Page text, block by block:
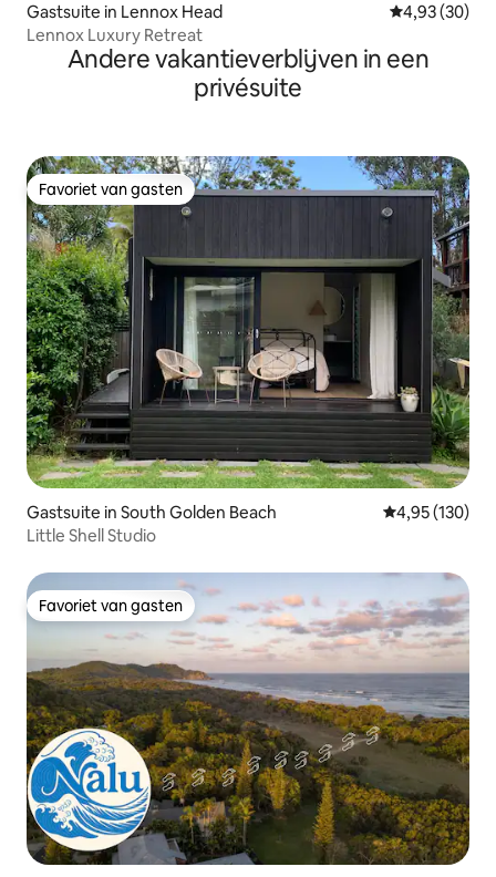
Gastsuite in Lennox Head Gemiddelde
4,93 (30)
Lennox Luxury Retreat
Andere vakantieverblijven in een
privésuite
Favoriet van gasten
Favoriet van gasten
Gastsuite in South Golden Beach Gemiddelde
4,95 (130)
Little Shell Studio
Favoriet van gasten
Favoriet van gasten